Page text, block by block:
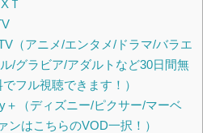
Ｔ
（アニメ/エンタメ/ドラマ/バラエ
/グラビア/アダルトなど30日間無
フル視聴できます！）
（ディズニー/ピクサー/マーベ
ンはこちらのVOD一択！）